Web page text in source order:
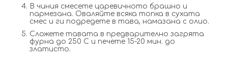
В чиния смесете царевичното брашно и
пармезана. Оваляйте всяка топка в сухата
смес и ги подредете в тава, намазана с олио.
Сложете тавата в предварително загрята
фурна до 250 С и печете 15-20 мин. до
златисто.